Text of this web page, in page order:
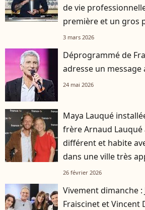
de vie
première et un gros
3 mars 2026
Déprogrammé de
adresse un
24 mai 2026
Maya Lauqué
frère Arnaud
différent et habite
dans une ville très
ouest
26 février 2026
Vivement dimanche :
Fraiscinet et Vincent